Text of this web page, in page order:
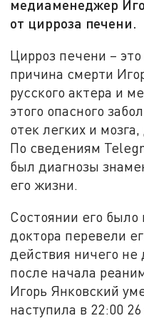
медиаменеджер
от цирроза печени.
Цирроз печени –
причина смерти
русского актера и
этого опасного
отек легких и
По сведениям
был диагнозы
его жизни.
Состоянии его
доктора перевели
действия ничего не
после начала
Игорь Янковский
наступила в 22:00 26